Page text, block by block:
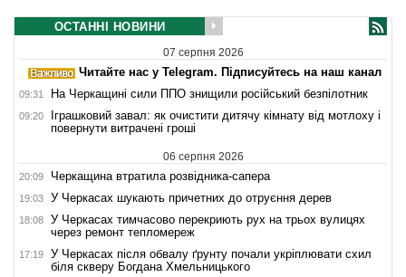
ОСТАННІ НОВИНИ
07 серпня 2026
Читайте нас у Telegram. Підписуйтесь на наш канал
09:31 На Черкащині сили ППО знищили російський безпілотник
09:20
Іграшковий завал: як очистити дитячу кімнату від мотлоху і
повернути витрачені гроші
06 серпня 2026
20:09 Черкащина втратила розвідника-сапера
19:03 У Черкасах шукають причетних до отруєння дерев
18:08
У Черкасах тимчасово перекриють рух на трьох вулицях
через ремонт тепломереж
17:19
У Черкасах після обвалу ґрунту почали укріплювати схил
біля скверу Богдана Хмельницького